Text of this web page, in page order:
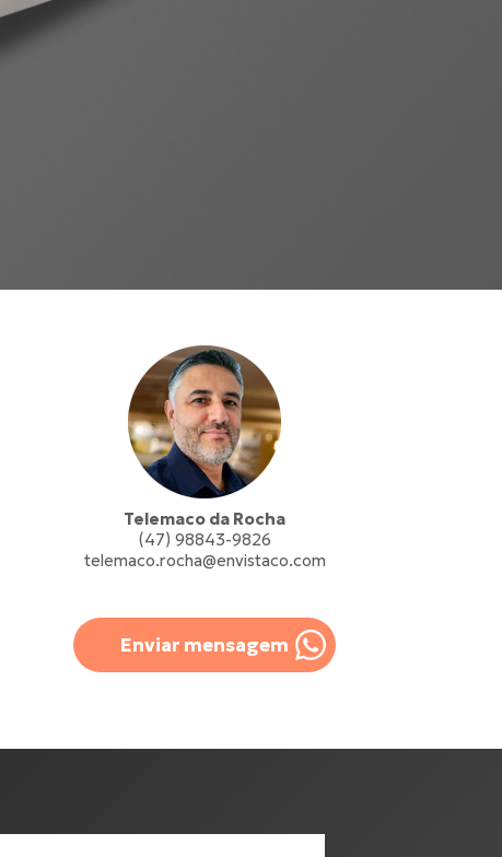
Telemaco da Rocha
(47) 98843-9826
telemaco.rocha@envistaco.com
Enviar mensagem